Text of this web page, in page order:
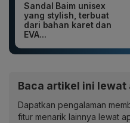
Sandal Baim unisex
yang stylish, terbuat
dari bahan karet dan
EVA...
Baca artikel ini lewat
Dapatkan pengalaman
fitur menarik lainnya lewat